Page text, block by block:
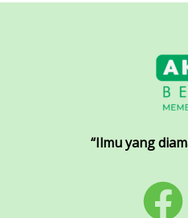
“Ilmu yang